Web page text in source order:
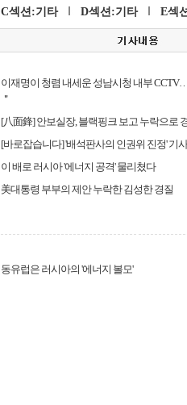
C섹션:기타 D섹션:기타 E섹
이재명이 청렴 내세운 성남시청 내부
＂
[八面鋒] 안보실장, 블랙핑크 보고 누락으로
[바로잡습니다] '배석판사의 인권위 진정' 기
이 배로 러시아 '에너지 공격' 물리쳤다
美대통령 부부의 제안 누락한 김성한 경질
동유럽은 러시아의 '에너지 볼모'